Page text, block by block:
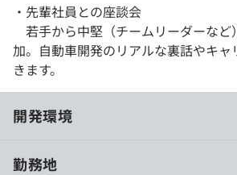
・先輩社員との座談会
若手から中堅（チームリーダーなど
加。自動車開発のリアルな裏話やキ
きます。
開発環境
勤務地